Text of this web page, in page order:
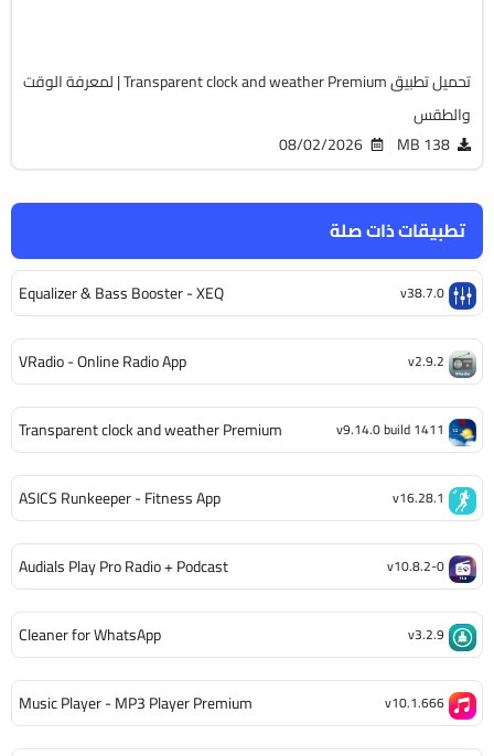
تطبيقات ذات صلة
Equalizer & Bass Booster - XEQ v38.7.0
VRadio - Online Radio App v2.9.2
Transparent clock and weather Premium v9.14.0 build 1411
ASICS Runkeeper - Fitness App v16.28.1
Audials Play Pro Radio + Podcast v10.8.2-0
Cleaner for WhatsApp v3.2.9
Music Player - MP3 Player Premium v10.1.666
تحميل تطبيق Transparent clock and weather Premium | لمعرفة الوقت
والطقس
138 MB
08/02/2026